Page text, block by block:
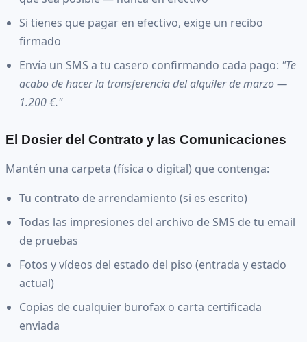
Si tienes que pagar en efectivo, exige un recibo
firmado
Envía un SMS a tu casero confirmando cada pago: "Te
acabo de hacer la transferencia del alquiler de marzo —
1.200 €."
El Dosier del Contrato y las Comunicaciones
Mantén una carpeta (física o digital) que contenga:
Tu contrato de arrendamiento (si es escrito)
Todas las impresiones del archivo de SMS de tu email
de pruebas
Fotos y vídeos del estado del piso (entrada y estado
actual)
Copias de cualquier burofax o carta certificada
enviada